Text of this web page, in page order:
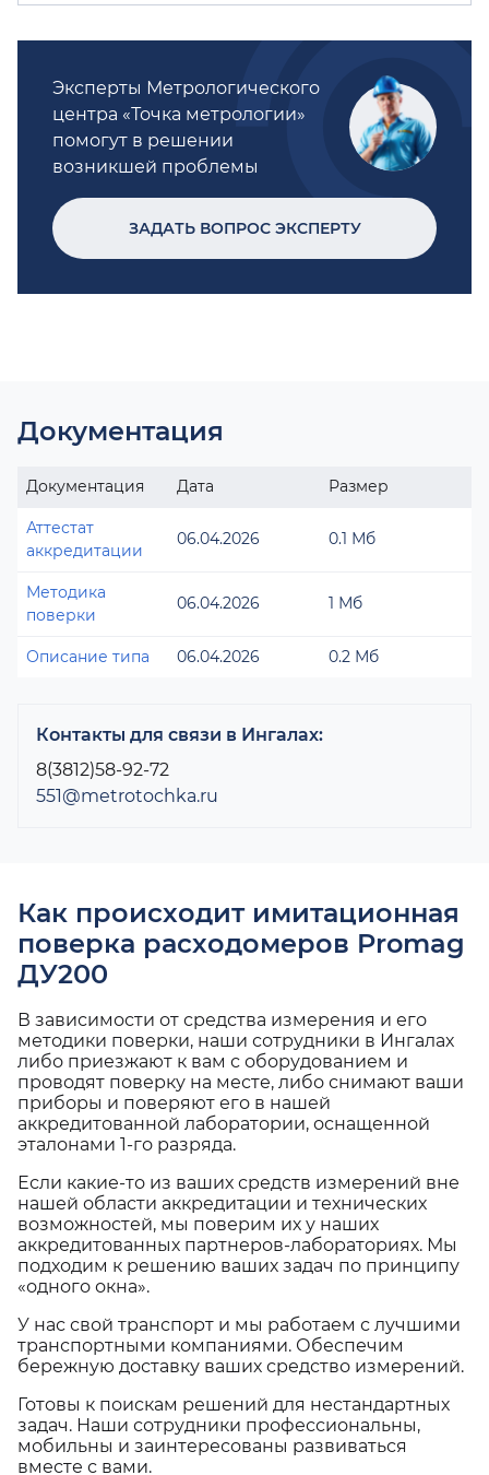
Эксперты Метрологического
центра «Точка метрологии»
помогут в решении
возникшей проблемы
ЗАДАТЬ ВОПРОС ЭКСПЕРТУ
Документация
Документация Дата Размер
Аттестат
аккредитации
06.04.2026 0.1 Мб
Методика
поверки
06.04.2026 1 Мб
Описание типа 06.04.2026 0.2 Мб
Контакты для связи в Ингалах:
8(3812)58-92-72
551@metrotochka.ru
Как происходит имитационная
поверка расходомеров Promag
ДУ200
В зависимости от средства измерения и его
методики поверки, наши сотрудники в Ингалах
либо приезжают к вам с оборудованием и
проводят поверку на месте, либо снимают ваши
приборы и поверяют его в нашей
аккредитованной лаборатории, оснащенной
эталонами 1-го разряда.
Если какие-то из ваших средств измерений вне
нашей области аккредитации и технических
возможностей, мы поверим их у наших
аккредитованных партнеров-лабораториях. Мы
подходим к решению ваших задач по принципу
«одного окна».
У нас свой транспорт и мы работаем с лучшими
транспортными компаниями. Обеспечим
бережную доставку ваших средство измерений.
Готовы к поискам решений для нестандартных
задач. Наши сотрудники профессиональны,
мобильны и заинтересованы развиваться
вместе с вами.